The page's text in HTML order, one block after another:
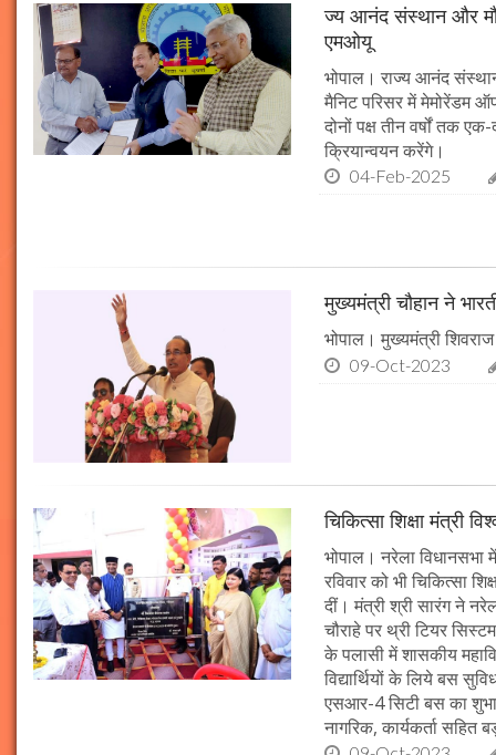
ज्य आनंद संस्थान और
एमओयू
भोपाल। राज्य आनंद
मैनिट परिसर में मेमोरेंडम
दोनों पक्ष तीन वर्षों तक
क्रियान्वयन करेंगे।
04-Feb-2025
मुख्यमंत्री चौहान ने
भोपाल। मुख्यमंत्री
09-Oct-2023
चिकित्सा शिक्षा मंत्री
भोपाल। नरेला विधानसभा
रविवार को भी चिकित्सा
दीं। मंत्री श्री सारंग ने
चौराहे पर थ्री टियर
के पलासी में शासकीय
विद्यार्थियों के लिये बस
एसआर-4 सिटी बस का
नागरिक, कार्यकर्ता सहित